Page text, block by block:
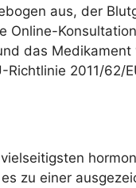
aus, der
das
Richtlinie 2011/62/
zu einer